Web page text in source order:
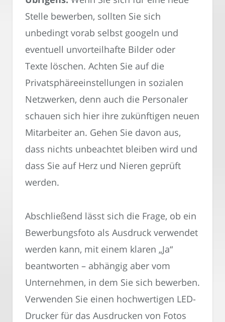
Stelle bewerben, sollten Sie sich
unbedingt vorab selbst googeln und
eventuell unvorteilhafte Bilder oder
Texte löschen. Achten Sie auf die
Privatsphäreeinstellungen in sozialen
Netzwerken, denn auch die Personaler
schauen sich hier ihre zukünftigen neuen
Mitarbeiter an. Gehen Sie davon aus,
dass nichts unbeachtet bleiben wird und
dass Sie auf Herz und Nieren geprüft
werden.
Abschließend lässt sich die Frage, ob ein
Bewerbungsfoto als Ausdruck verwendet
werden kann, mit einem klaren „Ja“
beantworten – abhängig aber vom
Unternehmen, in dem Sie sich bewerben.
Verwenden Sie einen hochwertigen LED-
Drucker für das Ausdrucken von Fotos